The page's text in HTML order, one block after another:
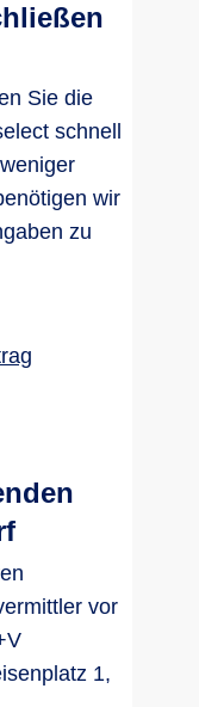
Sie die
schnell
wir
zu
vor
1,